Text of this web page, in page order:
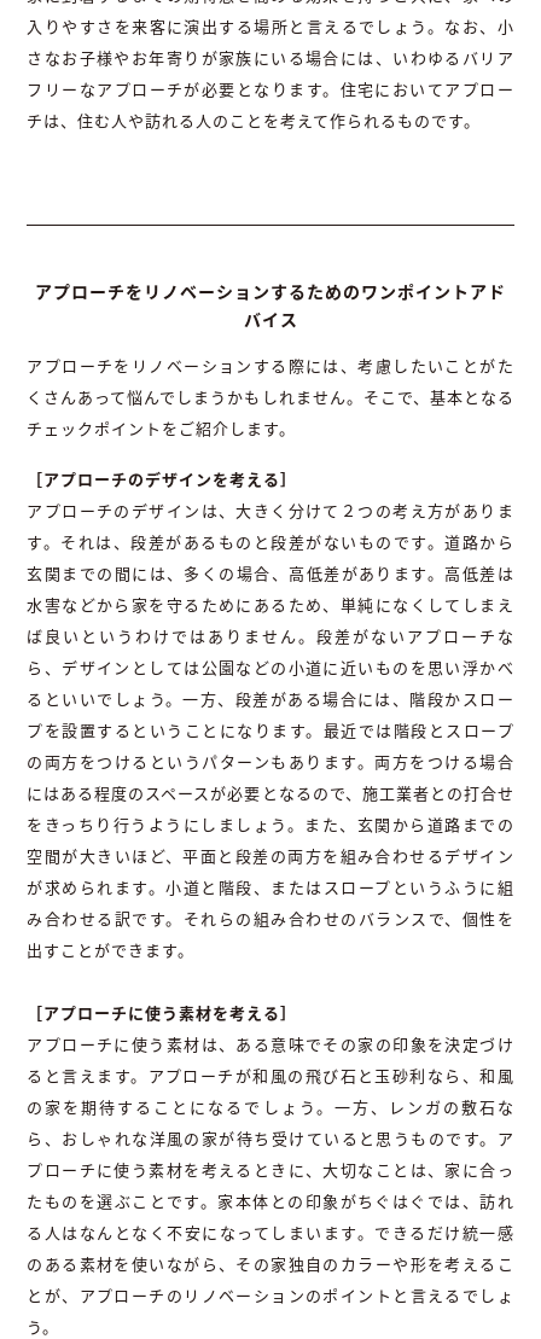
入りやすさを来客に演出する場所と言えるでしょう。なお、小
さなお子様やお年寄りが家族にいる場合には、いわゆるバリア
フリーなアプローチが必要となります。住宅においてアプロー
チは、住む人や訪れる人のことを考えて作られるものです。
アプローチをリノベーションするためのワンポイントアド
バイス
アプローチをリノベーションする際には、考慮したいことがた
くさんあって悩んでしまうかもしれません。そこで、基本となる
チェックポイントをご紹介します。
［アプローチのデザインを考える］
アプローチのデザインは、大きく分けて２つの考え方がありま
す。それは、段差があるものと段差がないものです。道路から
玄関までの間には、多くの場合、高低差があります。高低差は
水害などから家を守るためにあるため、単純になくしてしまえ
ば良いというわけではありません。段差がないアプローチな
ら、デザインとしては公園などの小道に近いものを思い浮かべ
るといいでしょう。一方、段差がある場合には、階段かスロー
プを設置するということになります。最近では階段とスロープ
の両方をつけるというパターンもあります。両方をつける場合
にはある程度のスペースが必要となるので、施工業者との打合せ
をきっちり行うようにしましょう。また、玄関から道路までの
空間が大きいほど、平面と段差の両方を組み合わせるデザイン
が求められます。小道と階段、またはスロープというふうに組
み合わせる訳です。それらの組み合わせのバランスで、個性を
出すことができます。
［アプローチに使う素材を考える］
アプローチに使う素材は、ある意味でその家の印象を決定づけ
ると言えます。アプローチが和風の飛び石と玉砂利なら、和風
の家を期待することになるでしょう。一方、レンガの敷石な
ら、おしゃれな洋風の家が待ち受けていると思うものです。ア
プローチに使う素材を考えるときに、大切なことは、家に合っ
たものを選ぶことです。家本体との印象がちぐはぐでは、訪れ
る人はなんとなく不安になってしまいます。できるだけ統一感
のある素材を使いながら、その家独自のカラーや形を考えるこ
とが、アプローチのリノベーションのポイントと言えるでしょ
う。